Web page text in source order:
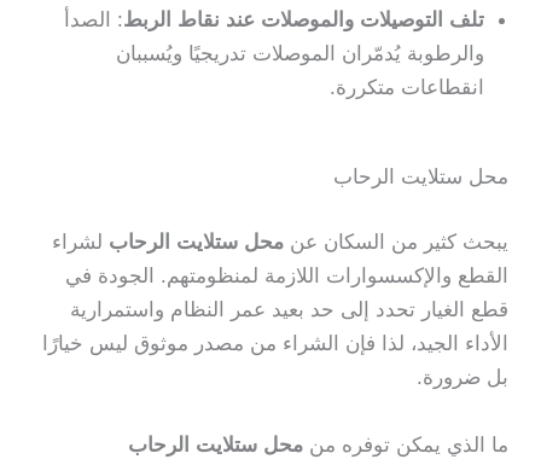
تلف التوصيلات والموصلات عند نقاط الربط: الصدأ
والرطوبة يُدمّران الموصلات تدريجيًا ويُسببان
انقطاعات متكررة.
محل ستلايت الرحاب
يبحث كثير من السكان عن محل ستلايت الرحاب لشراء
القطع والإكسسوارات اللازمة لمنظومتهم. الجودة في
قطع الغيار تحدد إلى حد بعيد عمر النظام واستمرارية
الأداء الجيد، لذا فإن الشراء من مصدر موثوق ليس خيارًا
بل ضرورة.
ما الذي يمكن توفره من محل ستلايت الرحاب